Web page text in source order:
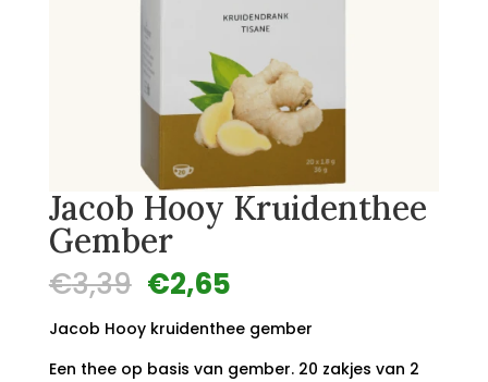
Jacob Hooy Kruidenthee
Gember
€3,39 Oorspronkelijke
prijs
was:
€3,39.
€2,65Huidige
is:
€2,65.
Jacob Hooy kruidenthee gember
Een thee op basis van gember. 20 zakjes van 2